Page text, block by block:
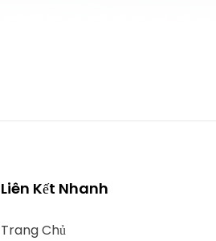
Liên Kết Nhanh
Trang Chủ